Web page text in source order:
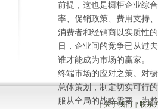
前提，这也是橱柜企业综
率、促销政策、费用支持
消费者和经销商以实质性
日，企业间的竞争已从过
谁才能成为市场的赢家。
终端市场的应对之策。对
总体策划，制定切实可行
服从全局的战略需要，为
|关于我们 | 联系